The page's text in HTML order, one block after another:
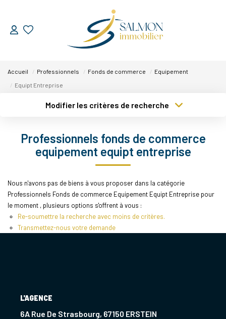
ESTIMER
Nos Services
ACHETER
LOUER
NOUS DÉCOUVRIR
Ils Parlent De Nous !
Accueil Professionnels Fonds de commerce
Equipement
Equipt Entreprise
Modifier les critères de recherche
Sélectionnez...
Type de bien
Surface min
Créer une alerte
Professionnels fonds de commerce
equipement equipt entreprise
Nous n'avons pas de biens à vous proposer dans la catégorie
Professionnels Fonds de commerce Equipement Equipt Entreprise pour
le moment , plusieurs options s'offrent à vous :
Re-soumettre la recherche avec moins de critères.
Transmettez-nous votre demande
L'AGENCE
6A Rue De Strasbourg, 67150 ERSTEIN